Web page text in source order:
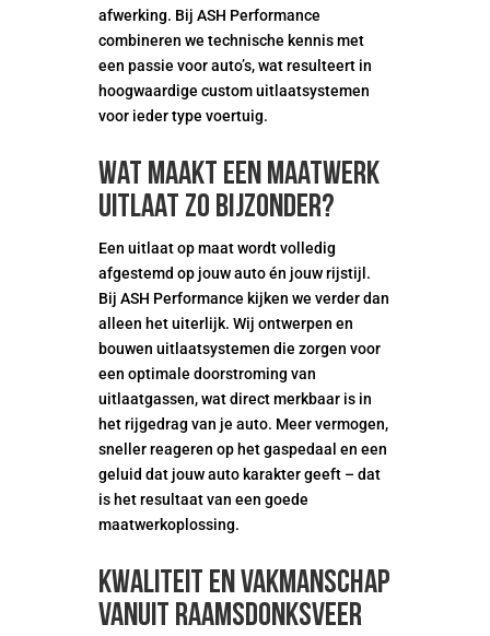
afwerking. Bij ASH Performance
combineren we technische kennis met
een passie voor auto’s, wat resulteert in
hoogwaardige custom uitlaatsystemen
voor ieder type voertuig.
Wat maakt een maatwerk
uitlaat zo bijzonder?
Een uitlaat op maat wordt volledig
afgestemd op jouw auto én jouw rijstijl.
Bij ASH Performance kijken we verder dan
alleen het uiterlijk. Wij ontwerpen en
bouwen uitlaatsystemen die zorgen voor
een optimale doorstroming van
uitlaatgassen, wat direct merkbaar is in
het rijgedrag van je auto. Meer vermogen,
sneller reageren op het gaspedaal en een
geluid dat jouw auto karakter geeft – dat
is het resultaat van een goede
maatwerkoplossing.
Kwaliteit en vakmanschap
vanuit Raamsdonksveer